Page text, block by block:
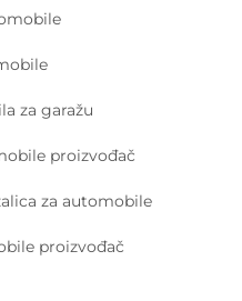
za garažu
proizvođač
za automobile
proizvođač